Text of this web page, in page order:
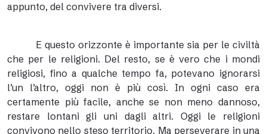
appunto, del convivere tra diversi.
E questo orizzonte è importante sia per le civiltà
che per le religioni. Del resto, se è vero che i mondi
religiosi, fino a qualche tempo fa, potevano ignorarsi
l’un l’altro, oggi non è più così. In ogni caso era
certamente più facile, anche se non meno dannoso,
restare lontani gli uni dagli altri. Oggi le religioni
convivono nello steso territorio. Ma perseverare in una